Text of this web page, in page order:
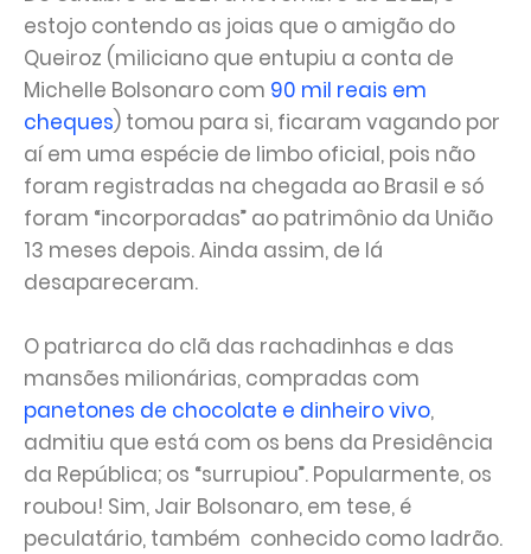
estojo contendo as joias que o amigão do
Queiroz (miliciano que entupiu a conta de
Michelle Bolsonaro com 90 mil reais em
cheques) tomou para si, ficaram vagando por
aí em uma espécie de limbo oficial, pois não
foram registradas na chegada ao Brasil e só
foram “incorporadas” ao patrimônio da União
13 meses depois. Ainda assim, de lá
desapareceram.
O patriarca do clã das rachadinhas e das
mansões milionárias, compradas com
panetones de chocolate e dinheiro vivo,
admitiu que está com os bens da Presidência
da República; os “surrupiou”. Popularmente, os
roubou! Sim, Jair Bolsonaro, em tese, é
peculatário, também conhecido como ladrão.